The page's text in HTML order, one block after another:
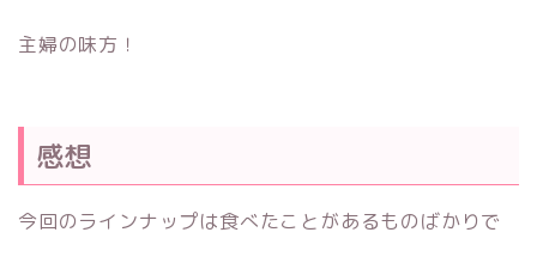
主婦の味方！
感想
今回のラインナップは食べたことがあるものばかりで